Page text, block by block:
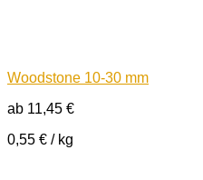
Woodstone 10-30 mm
ab 11,45 €
0,55 € / kg